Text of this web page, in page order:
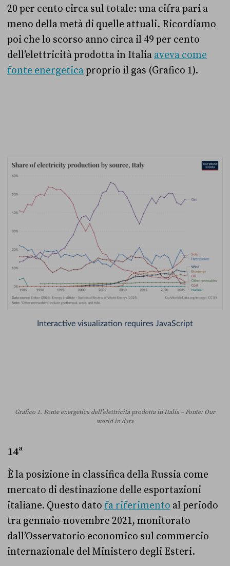
20 per cento circa sul totale: una cifra pari a
meno della metà di quelle attuali. Ricordiamo
poi che lo scorso anno circa il 49 per cento
dell’elettricità prodotta in Italia aveva come
fonte energeticaproprio il gas (Grafico 1).
Grafico 1. Fonte energetica dell’elettricità prodotta in Italia – Fonte: Our
world in data
14ª
È la posizione in classifica della Russia come
mercato di destinazione delle esportazioni
italiane. Questo dato fa riferimento al periodo
tra gennaio-novembre 2021, monitorato
dall’Osservatorio economico sul commercio
internazionale del Ministero degli Esteri.